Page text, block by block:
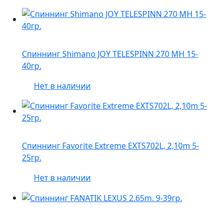
Спиннинг Shimano JOY TELESPINN 270 MH 15-
40гр.
Нет в наличии
Спиннинг Favorite Extreme EXTS702L, 2,10m 5-
25гр.
Нет в наличии